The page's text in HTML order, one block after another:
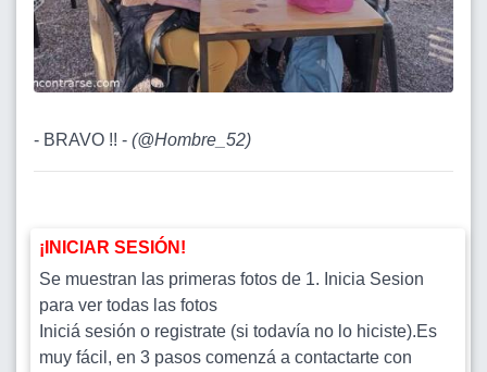
- BRAVO !! - (@Hombre_52)
¡INICIAR SESIÓN!
Se muestran las primeras fotos de 1. Inicia Sesion
para ver todas las fotos
Iniciá sesión o registrate (si todavía no lo hiciste).Es
muy fácil, en 3 pasos comenzá a contactarte con